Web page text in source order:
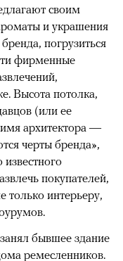
своим
и украшения
погрузиться
фирменные
Высота потолка,
(или ее
имя архитектора —
черты бренда»,
покупателей,
интерьеру,
бывшее здание
ремесленников.